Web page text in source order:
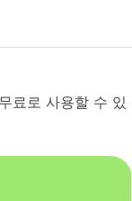
료로 사용할 수 있